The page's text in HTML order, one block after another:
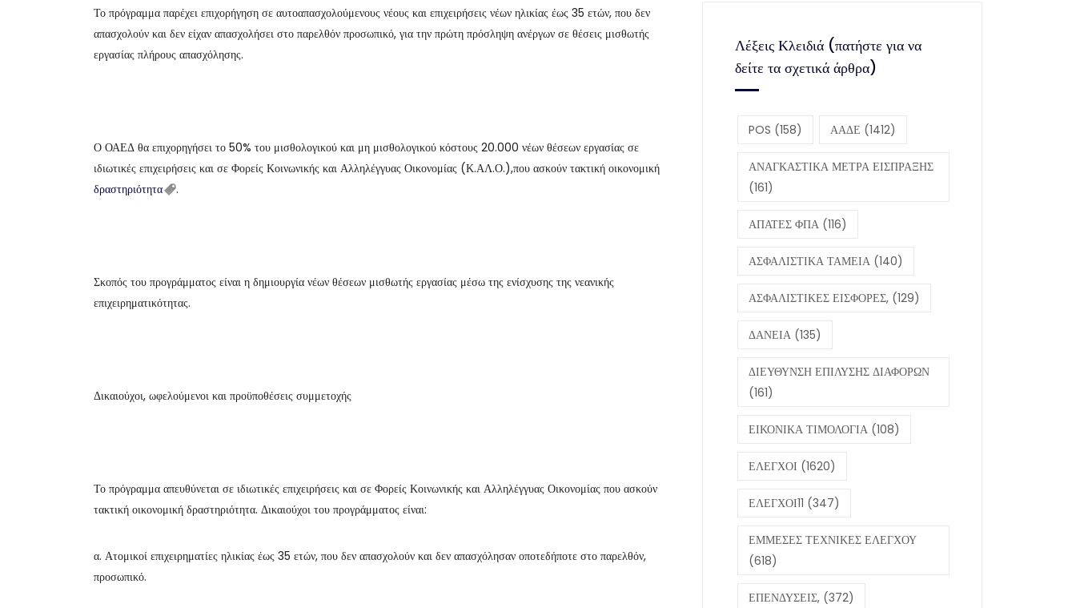
Το πρόγραμμα παρέχει επιχορήγηση σε αυτοαπασχολούμενους νέους και επιχειρήσεις νέων ηλικίας έως 35 ετών, που δεν
απασχολούν και δεν είχαν απασχολήσει στο παρελθόν προσωπικό, για την πρώτη πρόσληψη ανέργων σε θέσεις μισθωτής
εργασίας πλήρους απασχόλησης.
Ο ΟΑΕΔ θα επιχορηγήσει το 50% του μισθολογικού και μη μισθολογικού κόστους 20.000 νέων θέσεων εργασίας σε
ιδιωτικές επιχειρήσεις και σε Φορείς Κοινωνικής και Αλληλέγγυας Οικονομίας (Κ.ΑΛ.Ο.),που ασκούν τακτική οικονομική
δραστηριότητα
.
Σκοπός του προγράμματος είναι η δημιουργία νέων θέσεων μισθωτής εργασίας μέσω της ενίσχυσης της νεανικής
επιχειρηματικότητας.
Δικαιούχοι, ωφελούμενοι και προϋποθέσεις συμμετοχής
Το πρόγραμμα απευθύνεται σε ιδιωτικές επιχειρήσεις και σε Φορείς Κοινωνικής και Αλληλέγγυας Οικονομίας που ασκούν
τακτική οικονομική δραστηριότητα. Δικαιούχοι του προγράμματος είναι:
α. Ατομικοί επιχειρηματίες ηλικίας έως 35 ετών, που δεν απασχολούν και δεν απασχόλησαν οποτεδήποτε στο παρελθόν,
προσωπικό.
Λέξεις Κλειδιά (πατήστε για να
δείτε τα σχετικά άρθρα)
POS (158) ΑΑΔΕ (1412)
ΑΝΑΓΚΑΣΤΙΚΑ ΜΕΤΡΑ ΕΙΣΠΡΑΞΗΣ
(161)
ΑΠΑΤΕΣ ΦΠΑ (116)
ΑΣΦΑΛΙΣΤΙΚΑ ΤΑΜΕΙΑ (140)
ΑΣΦΑΛΙΣΤΙΚΕΣ ΕΙΣΦΟΡΕΣ, (129)
ΔΑΝΕΙΑ (135)
ΔΙΕΥΘΥΝΣΗ ΕΠΙΛΥΣΗΣ ΔΙΑΦΟΡΩΝ
(161)
ΕΙΚΟΝΙΚΑ ΤΙΜΟΛΟΓΙΑ (108)
ΕΛΕΓΧΟΙ (1620)
ΕΛΕΓΧΟΙ11 (347)
ΕΜΜΕΣΕΣ ΤΕΧΝΙΚΕΣ ΕΛΕΓΧΟΥ
(618)
ΕΠΕΝΔΥΣΕΙΣ, (372)